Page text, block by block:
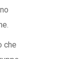
che